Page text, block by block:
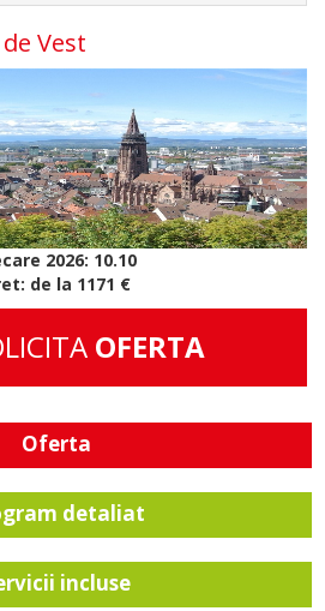
Vest
2026: 10.10
de la 1171 €
OFERTA
Oferta
detaliat
incluse